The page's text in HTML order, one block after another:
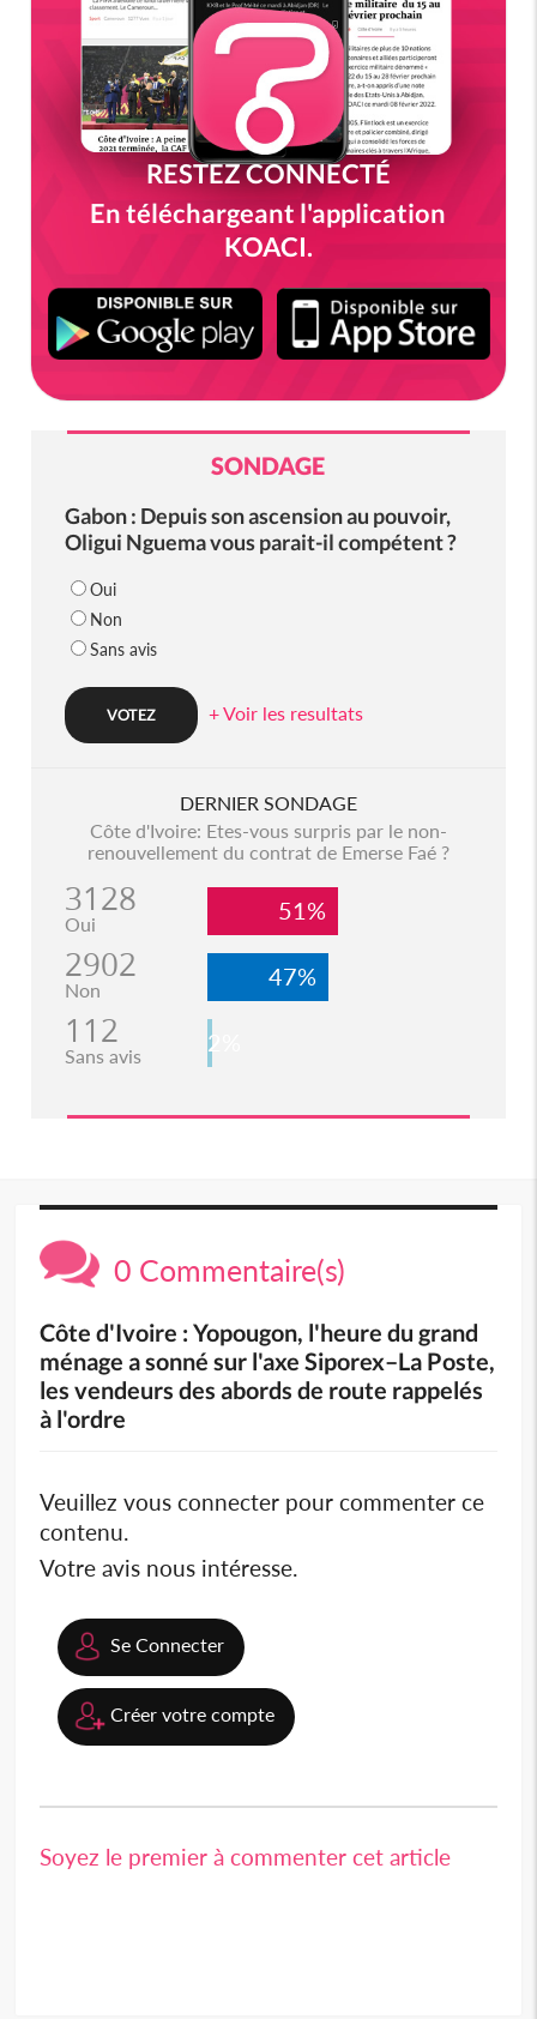
RESTEZ CONNECTÉ
En téléchargeant l'application
KOACI.
SONDAGE
Gabon : Depuis son ascension au pouvoir,
Oligui Nguema vous parait-il compétent ?
Oui
Non
Sans avis
+ Voir les resultats
DERNIER SONDAGE
Côte d'Ivoire: Etes-vous surpris par le non-
renouvellement du contrat de Emerse Faé ?
3128
Oui 51%
2902
Non 47%
112
Sans avis 2%
0 Commentaire(s)
Côte d'Ivoire : Yopougon, l'heure du grand
ménage a sonné sur l'axe Siporex–La Poste,
les vendeurs des abords de route rappelés
à l'ordre
Veuillez vous connecter pour commenter ce
contenu.
Votre avis nous intéresse.
Se Connecter
Créer votre compte
Soyez le premier à commenter cet article